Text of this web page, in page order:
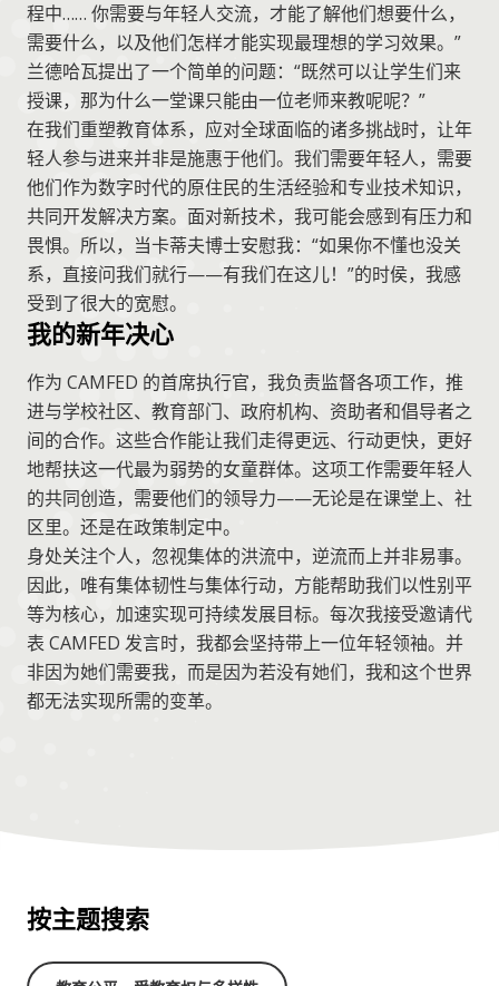
程中…… 你需要与年轻人交流，才能了解他们想要什么，
需要什么，以及他们怎样才能实现最理想的学习效果。”
兰德哈瓦提出了一个简单的问题：“既然可以让学生们来
授课，那为什么一堂课只能由一位老师来教呢呢？”
在我们重塑教育体系，应对全球面临的诸多挑战时，让年
轻人参与进来并非是施惠于他们。我们需要年轻人，需要
他们作为数字时代的原住民的生活经验和专业技术知识，
共同开发解决方案。面对新技术，我可能会感到有压力和
畏惧。所以，当卡蒂夫博士安慰我：“如果你不懂也没关
系，直接问我们就行——有我们在这儿！”的时侯，我感
受到了很大的宽慰。
我的新年决心
作为 CAMFED 的首席执行官，我负责监督各项工作，推
进与学校社区、教育部门、政府机构、资助者和倡导者之
间的合作。这些合作能让我们走得更远、行动更快，更好
地帮扶这一代最为弱势的女童群体。这项工作需要年轻人
的共同创造，需要他们的领导力——无论是在课堂上、社
区里。还是在政策制定中。
身处关注个人，忽视集体的洪流中，逆流而上并非易事。
因此，唯有集体韧性与集体行动，方能帮助我们以性别平
等为核心，加速实现可持续发展目标。每次我接受邀请代
表 CAMFED 发言时，我都会坚持带上一位年轻领袖。并
非因为她们需要我，而是因为若没有她们，我和这个世界
都无法实现所需的变革。
按主题搜索